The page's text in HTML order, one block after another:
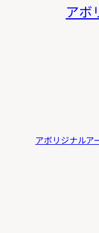
アボ
アボリジナルア